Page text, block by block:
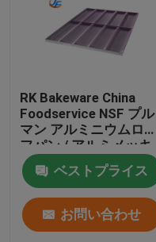
RK Bakeware China
Foodservice NSF プル
マン アルミニウムロー
フパン / アルミメッキ
スチールサンドイッチ
ロールパン - 12.5イン
チ X 3インチ X 3/4イン
チ
ベストプライス
お問い合わせ